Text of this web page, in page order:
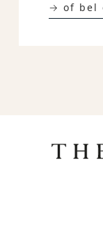
→ of bel